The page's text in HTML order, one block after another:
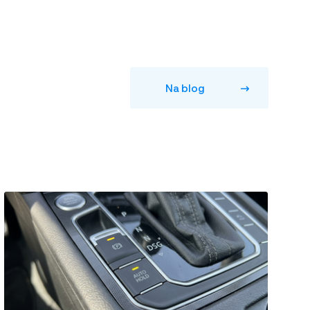
Na blog